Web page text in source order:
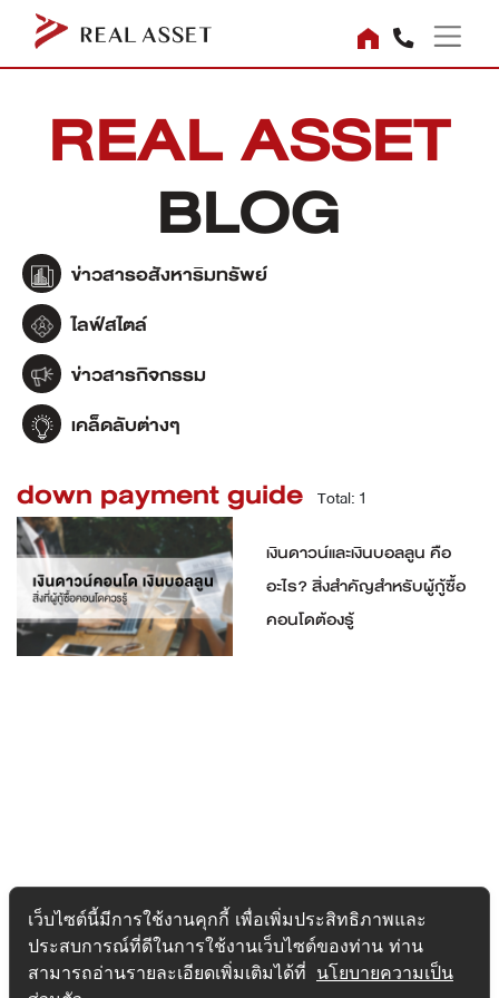
REAL ASSET
BLOG
ข่าวสารอสังหาริมทรัพย์
ไลฟ์สไตล์
ข่าวสารกิจกรรม
เคล็ดลับต่างๆ
down payment guide Total: 1
เงินดาวน์และเงินบอลลูน คือ
อะไร? สิ่งสำคัญสำหรับผู้กู้ซื้อ
คอนโดต้องรู้
เว็บไซต์นี้มีการใช้งานคุกกี้ เพื่อเพิ่มประสิทธิภาพและ
ประสบการณ์ที่ดีในการใช้งานเว็บไซต์ของท่าน ท่าน
สามารถอ่านรายละเอียดเพิ่มเติมได้ที่ นโยบายความเป็น